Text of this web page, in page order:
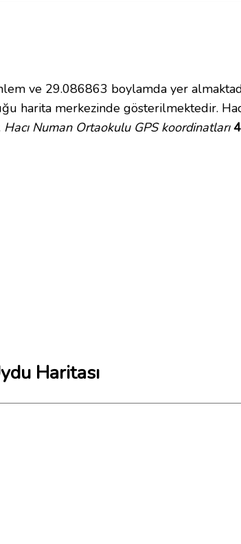
ve 29.086863 boylamda yer
harita merkezinde gösterilmektedir.
Hacı Numan Ortaokulu GPS koordinatları
Haritası